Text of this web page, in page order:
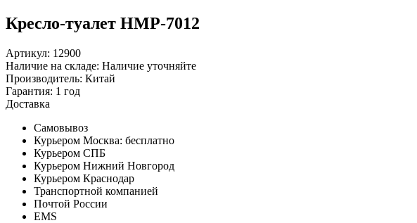
Кресло-туалет HMP-7012
Артикул: 12900
Наличие на складе: Наличие уточняйте
Производитель: Китай
Гарантия: 1 год
Доставка
Самовывоз
Курьером Москва: бесплатно
Курьером СПБ
Курьером Нижний Новгород
Курьером Краснодар
Транспортной компанией
Почтой России
EMS